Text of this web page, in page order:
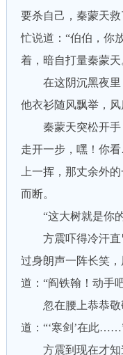
要杀自己，秦蒙天
忙说道：“伯伯，你
着，暗自打量秦蒙天
在这阴沉黑夜里
他衣衫随风飘举，风
秦蒙天突松开手
走开一步，嘿！你
上一挥，那丈余外
而断。
“这大树就是你的
方震吓得冷汗直
过身朗声一阵长笑
道：“阎铁翰！动
忽在腰上恭恭敬
道：“‘寒剑’在此
方震到现在才知